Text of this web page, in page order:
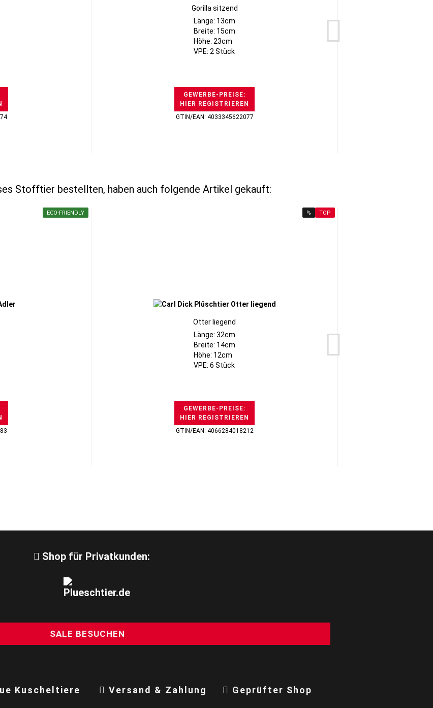
Gorilla sitzend
Länge: 13cm
Breite: 15cm
Höhe: 23cm
VPE: 2 Stück
GEWERBE-PREISE:
HIER REGISTRIEREN
GTIN/EAN: 4033345622077
Stofftier bestellten, haben auch folgende Artikel gekauft:
ECO-FRIENDLY % TOP
Otter liegend
Länge: 32cm
Breite: 14cm
Höhe: 12cm
VPE: 6 Stück
GEWERBE-PREISE:
HIER REGISTRIEREN
GTIN/EAN: 4066284018212
Shop für Privatkunden:
SALE BESUCHEN
Kuscheltiere Versand & Zahlung Geprüfter Shop